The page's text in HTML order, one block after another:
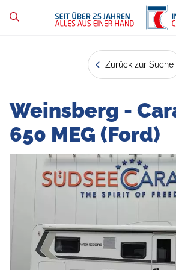
Zurück zur Suche
Weinsberg -
650 MEG (Ford)